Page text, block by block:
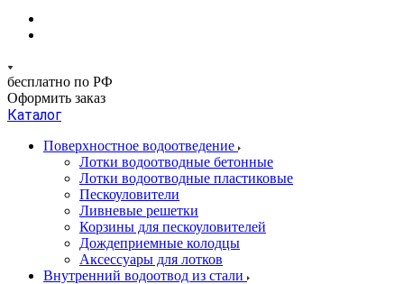
бесплатно по РФ
Оформить заказ
Каталог
Поверхностное водоотведение
Лотки водоотводные бетонные
Лотки водоотводные пластиковые
Пескоуловители
Ливневые решетки
Корзины для пескоуловителей
Дождеприемные колодцы
Аксессуары для лотков
Внутренний водоотвод из стали